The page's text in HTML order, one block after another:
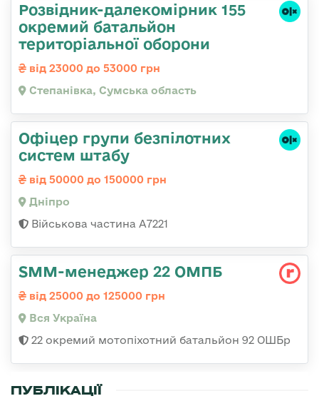
Розвідник-далекомірник 155
окремий батальйон
територіальної оборони
від 23000 до 53000 грн
Степанівка, Сумська область
Офіцер групи безпілотних
систем штабу
від 50000 до 150000 грн
Дніпро
Військова частина А7221
SMM-менеджер 22 ОМПБ
від 25000 до 125000 грн
Вся Україна
22 окремий мотопіхотний батальйон 92 ОШБр
ПУБЛІКАЦІЇ